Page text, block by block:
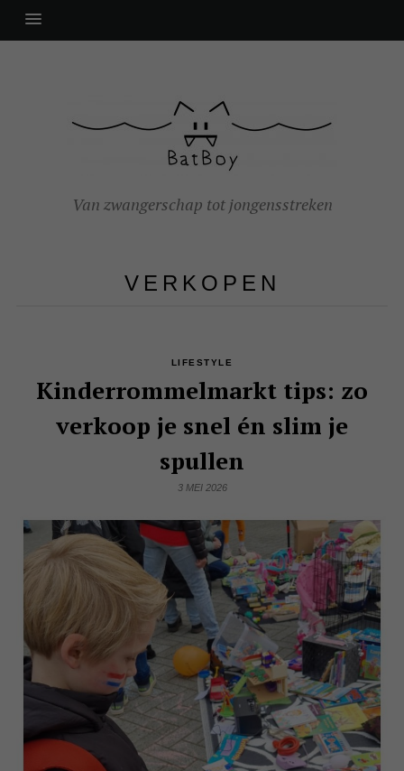
Van zwangerschap tot jongensstreken
VERKOPEN
LIFESTYLE
Kinderrommelmarkt tips: zo
verkoop je snel én slim je
spullen
3 MEI 2026